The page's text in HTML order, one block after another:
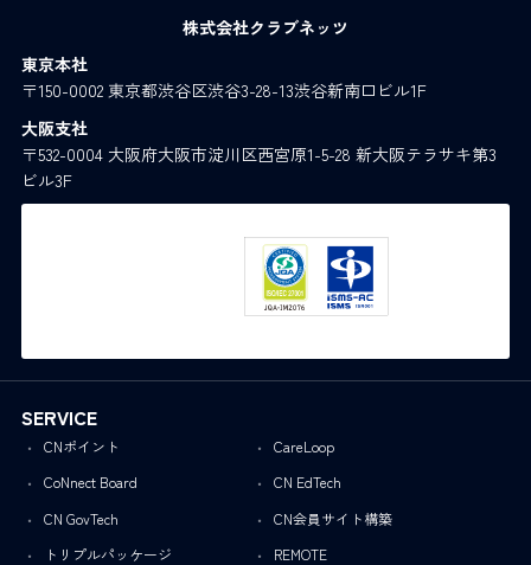
株式会社クラブネッツ
東京本社
〒150-0002 東京都渋谷区渋谷3-28-13渋谷新南口ビル1F
大阪支社
〒532-0004 大阪府大阪市淀川区西宮原1-5-28 新大阪テラサキ第3
ビル3F
SERVICE
CNポイント
CareLoop
CoNnect Board
CN EdTech
CN GovTech
CN会員サイト構築
トリプルパッケージ
REMOTE